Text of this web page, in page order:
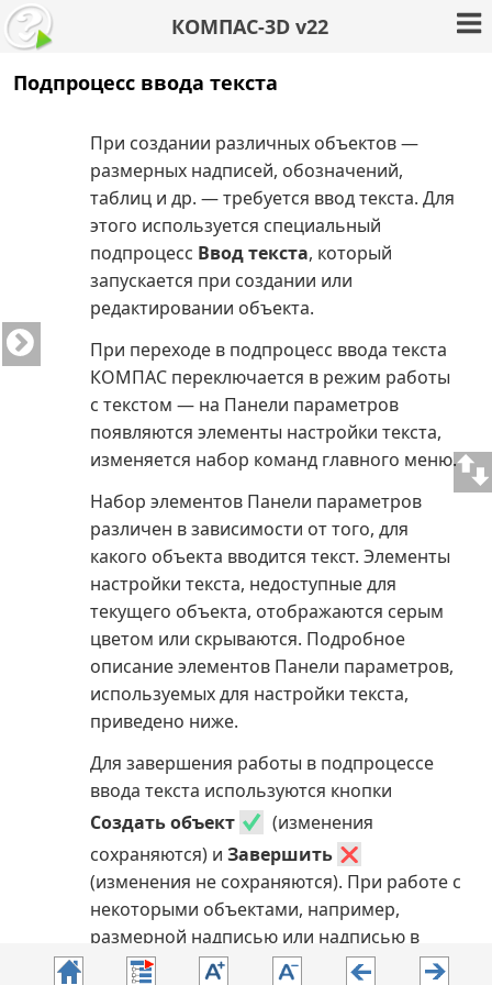
КОМПАС-3D v22
Подпроцесс ввода текста
При создании различных объектов —
размерных надписей, обозначений,
таблиц и др. — требуется ввод текста. Для
этого используется специальный
подпроцесс Ввод текста, который
запускается при создании или
редактировании объекта.
При переходе в подпроцесс ввода текста
КОМПАС переключается в режим работы
с текстом — на Панели параметров
появляются элементы настройки текста,
изменяется набор команд главного меню.
Набор элементов Панели параметров
различен в зависимости от того, для
какого объекта вводится текст. Элементы
настройки текста, недоступные для
текущего объекта, отображаются серым
цветом или скрываются. Подробное
описание элементов Панели параметров,
используемых для настройки текста,
приведено ниже.
Для завершения работы в подпроцессе
ввода текста используются кнопки
Создать объект
(изменения
сохраняются) и Завершить
(изменения не сохраняются). При работе с
некоторыми объектами, например,
размерной надписью или надписью в
обозначении, можно завершить ввод